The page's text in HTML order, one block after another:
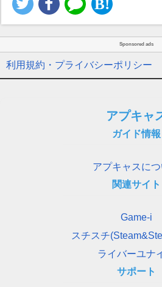
Sponsored ads
利用規約・プライバシーポリシー
アプキャ
ガイド情報
アプキャスにつ
関連サイト
Game-i
スチスチ
ライバーユナ
サポート